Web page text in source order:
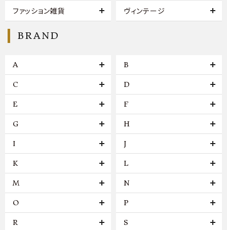
ファッション雑貨 ヴィンテージ
BRAND
A B
C D
E F
G H
I J
K L
M N
O P
R S